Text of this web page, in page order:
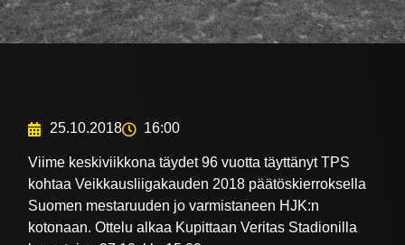
25.10.2018 16:00
Viime keskiviikkona täydet 96 vuotta täyttänyt TPS
kohtaa Veikkausliigakauden 2018 päätöskierroksella
Suomen mestaruuden jo varmistaneen HJK:n
kotonaan. Ottelu alkaa Kupittaan Veritas Stadionilla